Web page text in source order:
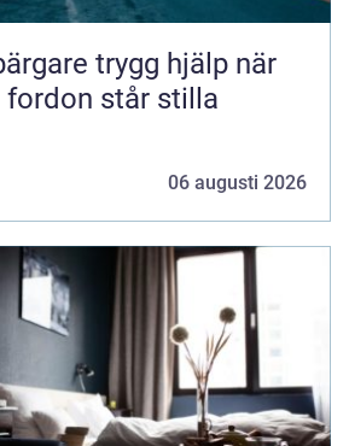
hjälp när
fordon står stilla
06 augusti 2026